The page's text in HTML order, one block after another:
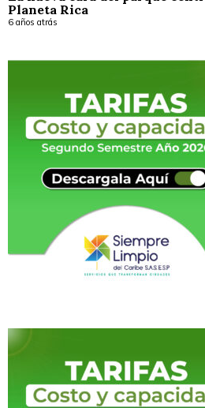
Planeta Rica
6 años atrás